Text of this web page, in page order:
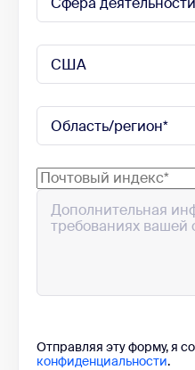
Отправляя эту форму, я
конфиденциальности.